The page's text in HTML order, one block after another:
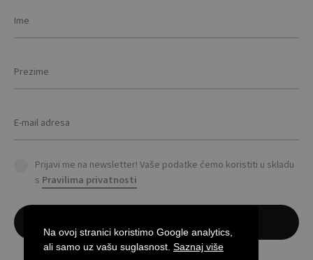
Na ovoj stranici koristimo Google analytics,
ali samo uz vašu suglasnost. Saznaj više
Prijavi me na newsletter! Vaše podatke ćemo koristiti u skladu
s Pravilima privatnosti